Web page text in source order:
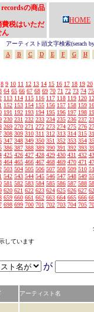
の商品
税はいただ
ん
HOME
アーティスト頭文字検索(serach
A
B C D E F G H
8 9 10 11 12 13 14 15 16 17 18 19 20
64 65 66 67 68 69 70 71 72 73 74 75
113 114 115 116 117 118 119 120
152 153 154 155 156 157 158 159
191 192 193 194 195 196 197 198
230 231 232 233 234 235 236 237
269 270 271 272 273 274 275 276
308 309 310 311 312 313 314 315
347 348 349 350 351 352 353 354
386 387 388 389 390 391 392 393
425 426 427 428 429 430 431 432
464 465 466 467 468 469 470 471
503 504 505 506 507 508 509 510
542 543 544 545 546 547 548 549
581 582 583 584 585 586 587 588
620 621 622 623 624 625 626 627
659 660 661 662 663 664 665 666
698 699 700 701 702 703 704 705
しています
が
アーティスト名